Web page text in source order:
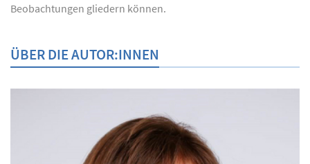
Beobachtungen gliedern können.
ÜBER DIE AUTOR:INNEN